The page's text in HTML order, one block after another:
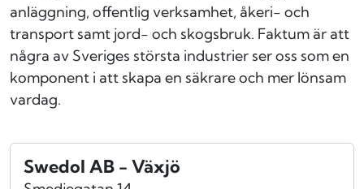
anläggning, offentlig verksamhet, åkeri- och
transport samt jord- och skogsbruk. Faktum är att
några av Sveriges största industrier ser oss som en
komponent i att skapa en säkrare och mer lönsam
vardag.
Swedol AB - Växjö